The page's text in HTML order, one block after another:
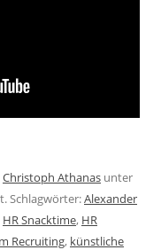
Christoph Athanas unter
Schlagwörter:Alexander
HR Snacktime, HR
Recruiting, künstliche